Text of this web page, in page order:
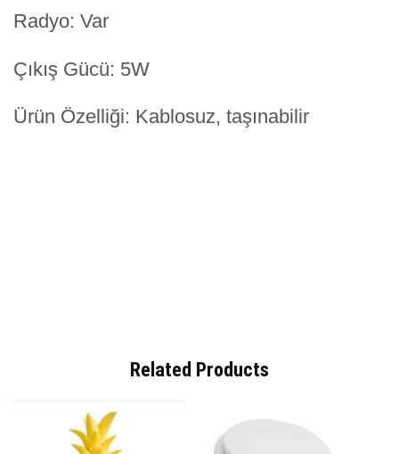
Radyo: Var
Çıkış Gücü: 5W
Ürün Özelliği: Kablosuz, taşınabilir
Related Products